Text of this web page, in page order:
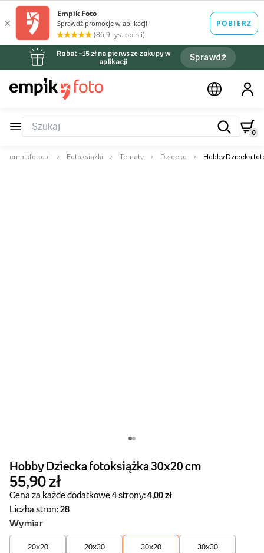
Rabat –15 zł na pierwsze zakupy w
aplikacji
Sprawdź
0
empikfoto.pl Fotoksiążki Tematy Dziecko Hobby Dziecka